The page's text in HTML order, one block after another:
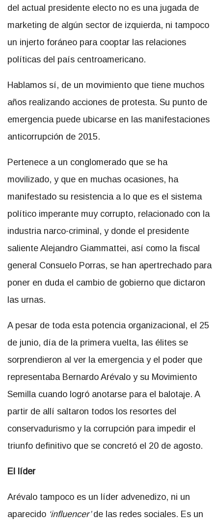
del actual presidente electo no es una jugada de
marketing de algún sector de izquierda, ni tampoco
un injerto foráneo para cooptar las relaciones
políticas del país centroamericano.
Hablamos sí, de un movimiento que tiene muchos
años realizando acciones de protesta. Su punto de
emergencia puede ubicarse en las manifestaciones
anticorrupción de 2015.
Pertenece a un conglomerado que se ha
movilizado, y que en muchas ocasiones, ha
manifestado su resistencia a lo que es el sistema
político imperante muy corrupto, relacionado con la
industria narco-criminal, y donde el presidente
saliente Alejandro Giammattei, así como la fiscal
general Consuelo Porras, se han apertrechado para
poner en duda el cambio de gobierno que dictaron
las urnas.
A pesar de toda esta potencia organizacional, el 25
de junio, día de la primera vuelta, las élites se
sorprendieron al ver la emergencia y el poder que
representaba Bernardo Arévalo y su Movimiento
Semilla cuando logró anotarse para el balotaje. A
partir de allí saltaron todos los resortes del
conservadurismo y la corrupción para impedir el
triunfo definitivo que se concretó el 20 de agosto.
El líder
Arévalo tampoco es un líder advenedizo, ni un
aparecido ‘influencer’de las redes sociales. Es un